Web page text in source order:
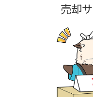
売却